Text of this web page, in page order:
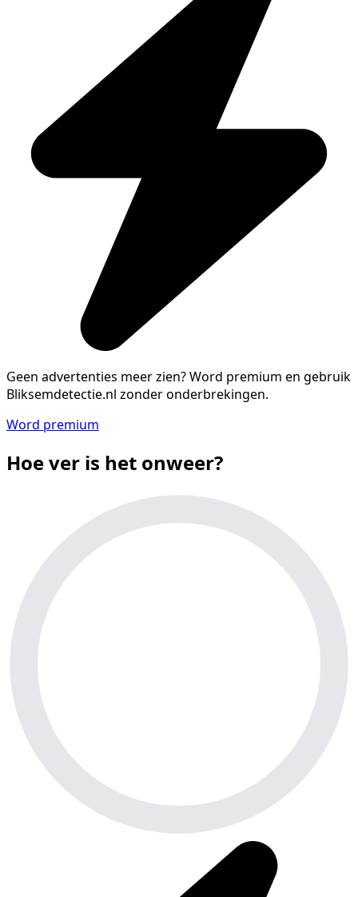
Geen advertenties meer zien?Word premium en gebruik
Bliksemdetectie.nl zonder onderbrekingen.
Word premium
Hoe ver is het onweer?